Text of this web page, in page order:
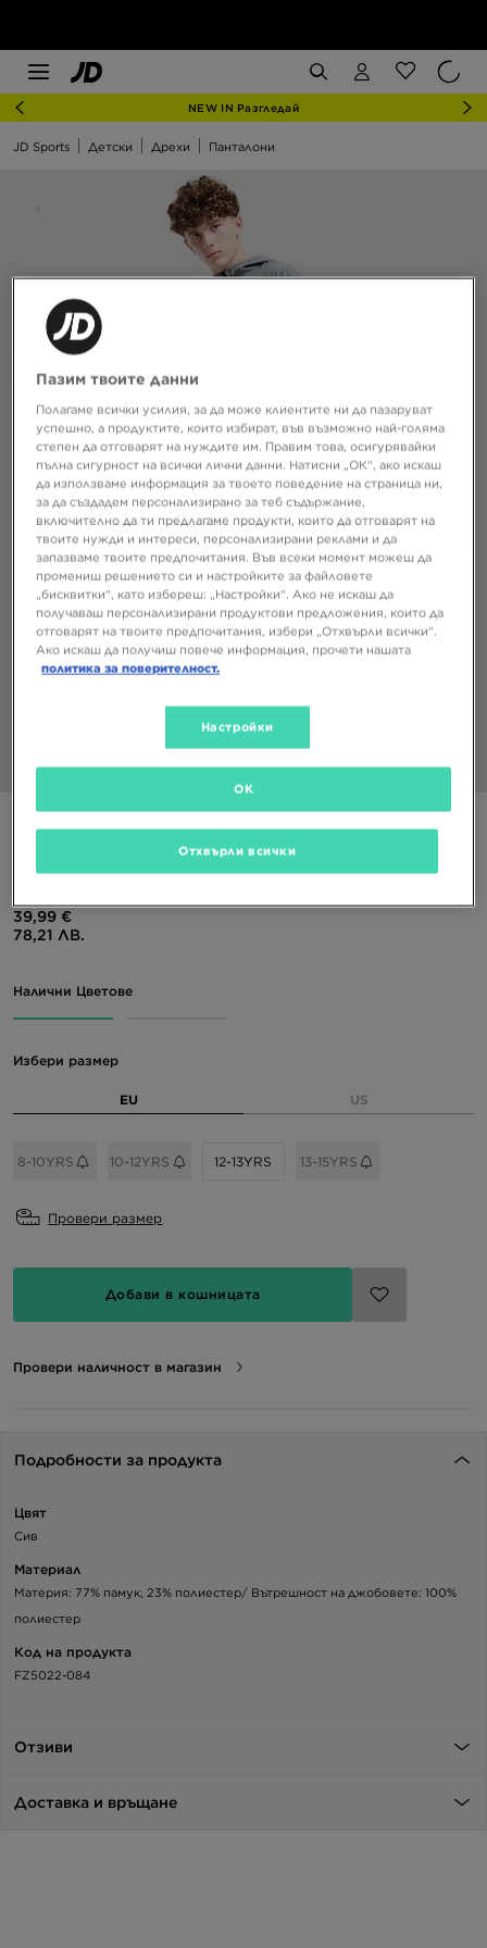
NEW IN Разгледай
JD Sports Детски Дрехи Панталони
NIKE ПАНТАЛОНИ K NSW CITY UTILITY EO FLC PANT
39,99 €
78,21 ЛВ.
Налични Цветове
Избери размер
EU US
8-10YRS 10-12YRS 12-13YRS 13-15YRS
Провери размер
Добави в кошницата
Провери наличност в магазин
Подробности за продукта
Цвят
Сив
Материал
Материя: 77% памук, 23% полиестер/ Вътрешност на джобовете: 100%
полиестер
Код на продукта
FZ5022-084
Отзиви
Доставка и връщане
Пазим твоите данни
Полагаме всички усилия, за да може клиентите ни да пазаруват
успешно, а продуктите, които избират, във възможно най-голяма
степен да отговарят на нуждите им. Правим това, осигурявайки
пълна сигурност на всички лични данни. Натисни „ОК“, ако искаш
да използваме информация за твоето поведение на страница ни,
за да създадем персонализирано за теб съдържание,
включително да ти предлагаме продукти, които да отговарят на
твоите нужди и интереси, персонализирани реклами и да
запазваме твоите предпочитания. Във всеки момент можеш да
промениш решението си и настройките за файловете
„бисквитки“, като избереш: „Настройки“. Ако не искаш да
получаваш персонализирани продуктови предложения, които да
отговарят на твоите предпочитания, избери „Отхвърли всички“.
Ако искаш да получиш повече информация, прочети нашата
политика за поверителност.
Настройки
Отхвърли всички
OK